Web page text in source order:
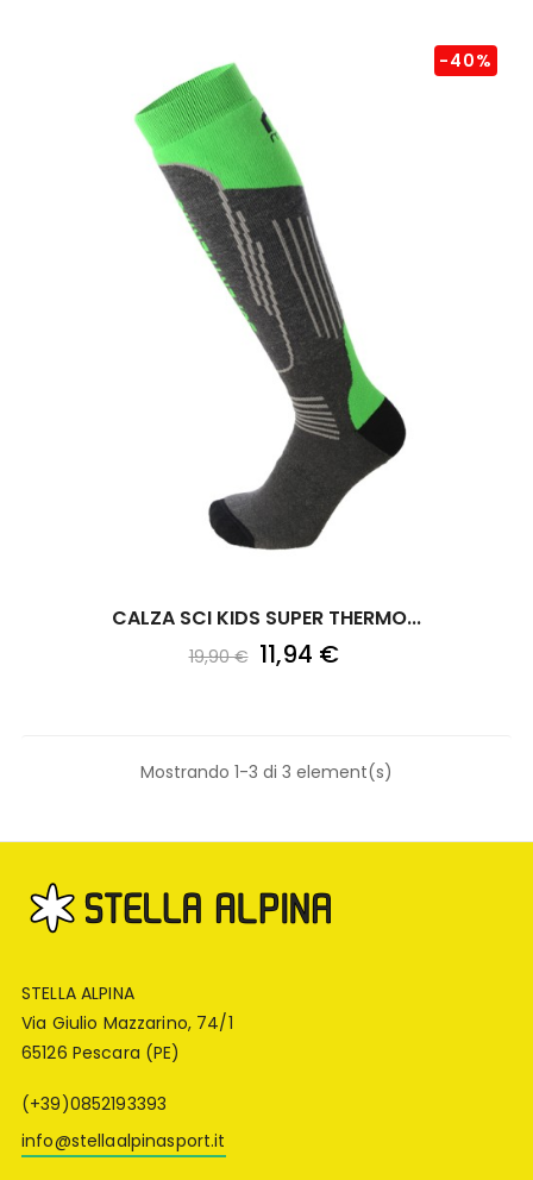
CALZA SCI KIDS SUPER THERMO...
19,90 €
-40%
11,94 €
Mostrando 1-3 di 3 element(s)
STELLA ALPINA
Via Giulio Mazzarino, 74/1
65126 Pescara (PE)
(+39)0852193393
info@stellaalpinasport.it